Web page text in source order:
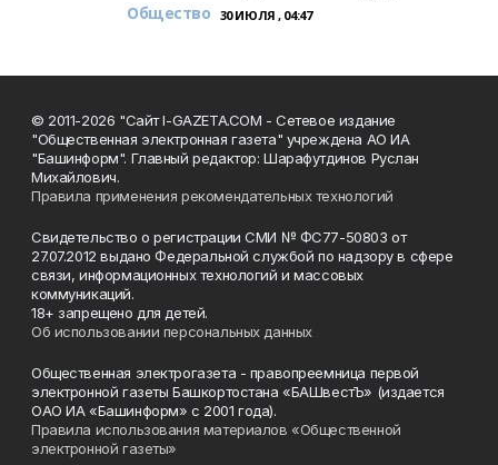
Общество 30 ИЮЛЯ , 04:47
© 2011-2026 "Сайт I-GAZETA.COM - Сетевое издание
"Общественная электронная газета" учреждена АО ИА
"Башинформ". Главный редактор: Шарафутдинов Руслан
Михайлович.
Правила применения рекомендательных технологий
Свидетельство о регистрации СМИ № ФС77-50803 от
27.07.2012 выдано Федеральной службой по надзору в сфере
связи, информационных технологий и массовых
коммуникаций.
18+ запрещено для детей.
Об использовании персональных данных
Общественная электрогазета - правопреемница первой
электронной газеты Башкортостана «БАШвестЪ» (издается
ОАО ИА «Башинформ» с 2001 года).
Правила использования материалов «Общественной
электронной газеты»